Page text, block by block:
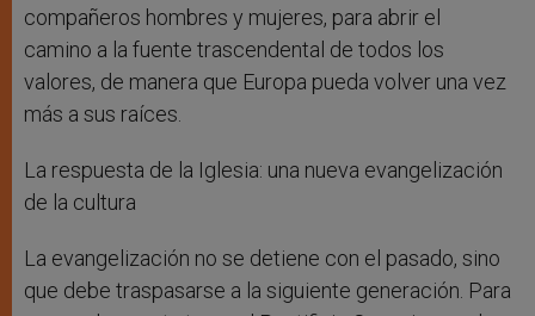
compañeros hombres y mujeres, para abrir el
camino a la fuente trascendental de todos los
valores, de manera que Europa pueda volver una vez
más a sus raíces.
La respuesta de la Iglesia: una nueva evangelización
de la cultura
La evangelización no se detiene con el pasado, sino
que debe traspasarse a la siguiente generación. Para